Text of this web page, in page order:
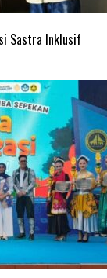
Sastra Inklusif